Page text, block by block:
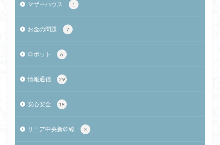
マザーハウス 1
お金の問題 7
ロボット 6
情報通信 29
安心安全 18
リニア中央新幹線 3